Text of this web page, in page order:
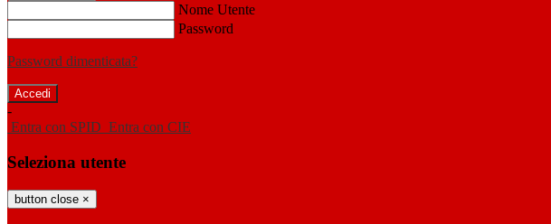
Nome Utente
Password
Password dimenticata?
-
Entra con SPID Entra con CIE
Seleziona utente
button close ×